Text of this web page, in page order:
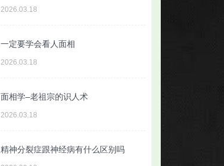
2026.03.18
一定要学会看人面相
2026.03.18
面相学–老祖宗的识人术
2026.03.18
精神分裂症跟神经病有什么区别吗